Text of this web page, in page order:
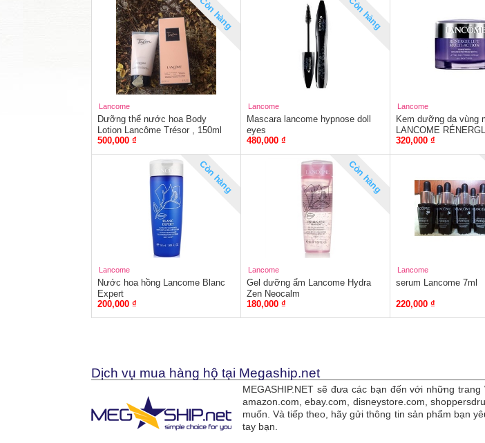
Còn hàng
Lancome
Dưỡng thể nước hoa Body
Lotion Lancôme Trésor , 150ml
500,000 ₫
Còn hàng
Lancome
Mascara lancome hypnose doll
eyes
480,000 ₫
Lancome
Kem dưỡng da vùng
LANCOME
MULTI - ACTION EYE
(6g)
320,000 ₫
Còn hàng
Lancome
Nước hoa hồng Lancome Blanc
Expert
200,000 ₫
Còn hàng
Lancome
Gel dưỡng ẩm Lancome Hydra
Zen Neocalm
180,000 ₫
Lancome
serum Lancome 7ml
220,000 ₫
Dịch vụ mua hàng hộ tại Megaship.net
MEGASHIP.NET sẽ đưa các bạn đến với những
amazon.com, ebay.com, disneystore.com,
muốn. Và tiếp theo, hãy gửi thông tin sản phẩm bạn
tay bạn.